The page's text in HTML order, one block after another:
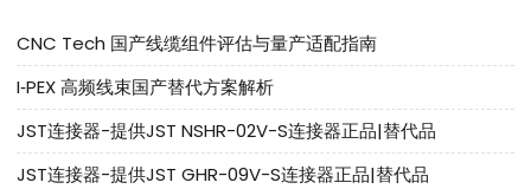
CNC Tech 国产线缆组件评估与量产适配指南
I‑PEX 高频线束国产替代方案解析
JST连接器-提供JST NSHR-02V-S连接器正品|替代品
JST连接器-提供JST GHR-09V-S连接器正品|替代品